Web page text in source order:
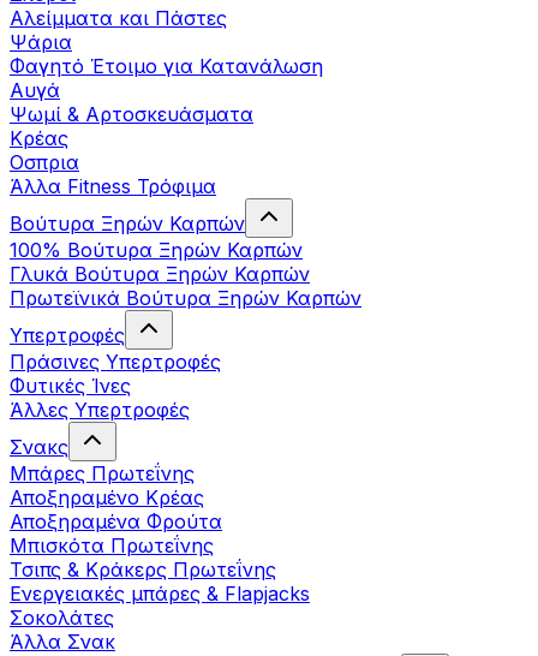
Αλείμματα και Πάστες
Ψάρια
Φαγητό Έτοιμο για Κατανάλωση
Αυγά
Ψωμί & Αρτοσκευάσματα
Κρέας
Οσπρια
Άλλα Fitness Τρόφιμα
Βούτυρα Ξηρών Καρπών
100% Βούτυρα Ξηρών Καρπών
Γλυκά Βούτυρα Ξηρών Καρπών
Πρωτεϊνικά Βούτυρα Ξηρών Καρπών
Υπερτροφές
Πράσινες Υπερτροφές
Φυτικές Ίνες
Άλλες Υπερτροφές
Σνακς
Μπάρες Πρωτεΐνης
Αποξηραμένο Κρέας
Αποξηραμένα Φρούτα
Μπισκότα Πρωτεΐνης
Τσιπς & Kράκερς Πρωτεΐνης
Ενεργειακές μπάρες & Flapjacks
Σοκολάτες
Άλλα Σνακ